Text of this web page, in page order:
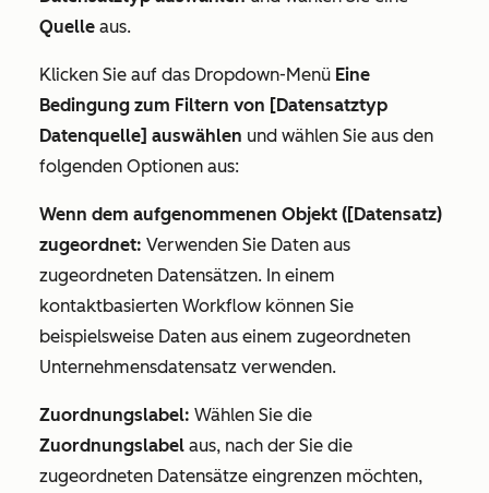
Quelle aus.
Klicken Sie auf das Dropdown-Menü Eine
Bedingung zum Filtern von [Datensatztyp
Datenquelle] auswählen und wählen Sie aus den
folgenden Optionen aus:
Wenn dem aufgenommenen Objekt ([Datensatz)
zugeordnet: Verwenden Sie Daten aus
zugeordneten Datensätzen. In einem
kontaktbasierten Workflow können Sie
beispielsweise Daten aus einem zugeordneten
Unternehmensdatensatz verwenden.
Zuordnungslabel: Wählen Sie die
Zuordnungslabel aus, nach der Sie die
zugeordneten Datensätze eingrenzen möchten,